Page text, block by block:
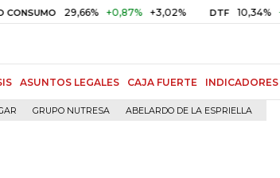
29,66% +0,87% +3,02% DTF 10,34% +0,10%
ASUNTOS LEGALES CAJA FUERTE INDICADORES
GRUPO NUTRESA ABELARDO DE LA ESPRIELLA